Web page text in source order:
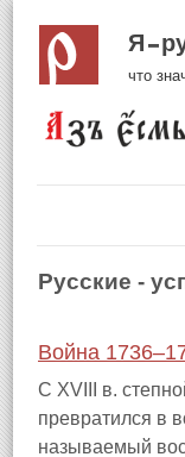
Я
что
Русские -
Война
С XVIII в.
превратился в
называемый